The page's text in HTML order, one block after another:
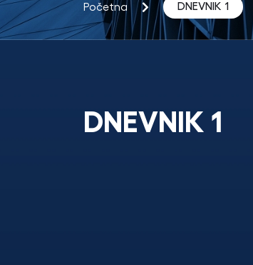
Početna DNEVNIK 1
DNEVNIK 1